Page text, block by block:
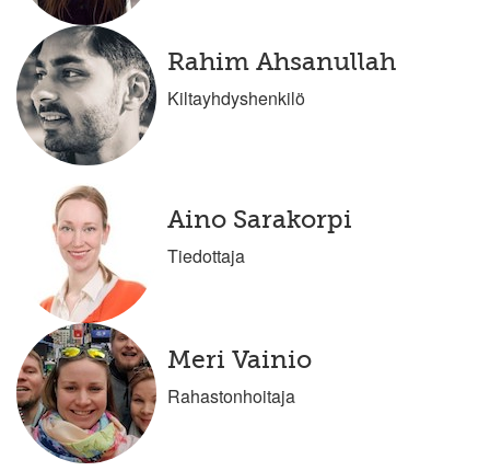
Rahim Ahsanullah
Kiltayhdyshenkilö
Aino Sarakorpi
Tiedottaja
Meri Vainio
Rahastonhoitaja